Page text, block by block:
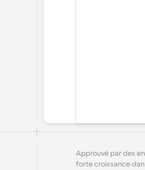
Approuvé par des
forte croissance